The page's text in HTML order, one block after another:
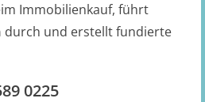
Immobilienkauf, führt
durch und erstellt fundierte
0225